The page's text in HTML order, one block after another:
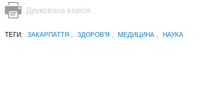
Друкована версія
ТЕГИ: ЗАКАРПАТТЯ , ЗДОРОВ'Я , МЕДИЦИНА , НАУКА